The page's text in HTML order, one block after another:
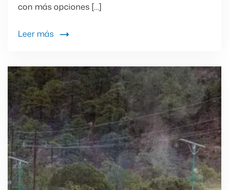
con más opciones […]
Leer más